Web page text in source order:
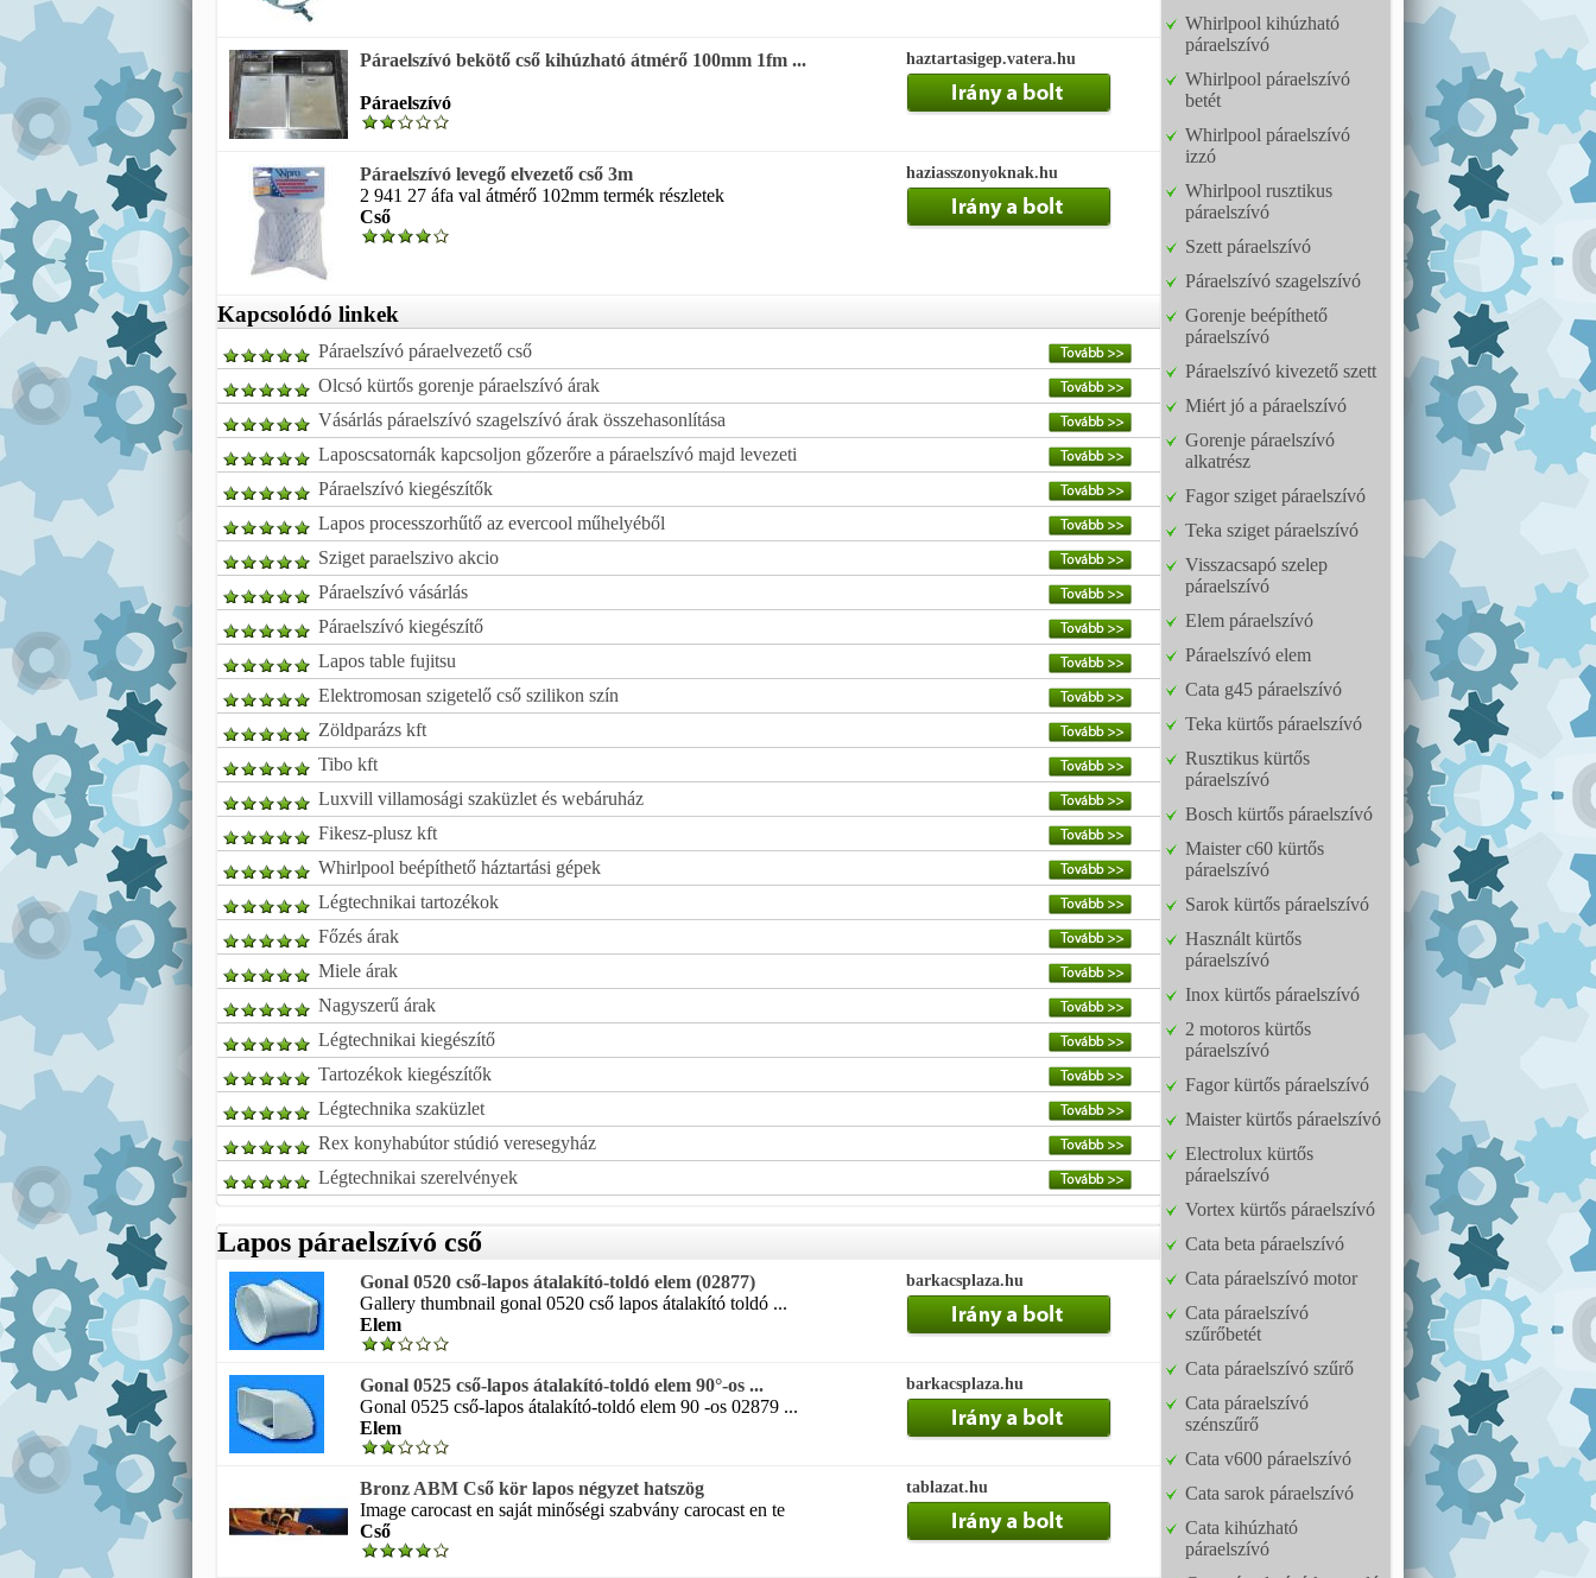
Páraelszívó bekötő cső kihúzható átmérő 100mm 1fm ...
Páraelszívó
haztartasigep.vatera.hu
Páraelszívó levegő elvezető cső 3m
2 941 27 áfa val átmérő 102mm termék részletek
Cső
haziasszonyoknak.hu
Kapcsolódó linkek
Páraelszívó páraelvezető cső
Olcsó kürtős gorenje páraelszívó árak
Vásárlás páraelszívó szagelszívó árak összehasonlítása
Laposcsatornák kapcsoljon gőzerőre a páraelszívó majd levezeti
Páraelszívó kiegészítők
Lapos processzorhűtő az evercool műhelyéből
Sziget paraelszivo akcio
Páraelszívó vásárlás
Páraelszívó kiegészítő
Lapos table fujitsu
Elektromosan szigetelő cső szilikon szín
Zöldparázs kft
Tibo kft
Luxvill villamosági szaküzlet és webáruház
Fikesz-plusz kft
Whirlpool beépíthető háztartási gépek
Légtechnikai tartozékok
Főzés árak
Miele árak
Nagyszerű árak
Légtechnikai kiegészítő
Tartozékok kiegészítők
Légtechnika szaküzlet
Rex konyhabútor stúdió veresegyház
Légtechnikai szerelvények
Lapos páraelszívó cső
Gonal 0520 cső-lapos átalakító-toldó elem (02877)
Gallery thumbnail gonal 0520 cső lapos átalakító toldó ...
Elem
barkacsplaza.hu
Gonal 0525 cső-lapos átalakító-toldó elem 90°-os ...
Gonal 0525 cső-lapos átalakító-toldó elem 90 -os 02879 ...
Elem
barkacsplaza.hu
Bronz ABM Cső kör lapos négyzet hatszög
Image carocast en saját minőségi szabvány carocast en te
Cső
tablazat.hu
Whirlpool kihúzható
páraelszívó
Whirlpool páraelszívó
betét
Whirlpool páraelszívó
izzó
Whirlpool rusztikus
páraelszívó
Szett páraelszívó
Páraelszívó szagelszívó
Gorenje beépíthető
páraelszívó
Páraelszívó kivezető szett
Miért jó a páraelszívó
Gorenje páraelszívó
alkatrész
Fagor sziget páraelszívó
Teka sziget páraelszívó
Visszacsapó szelep
páraelszívó
Elem páraelszívó
Páraelszívó elem
Cata g45 páraelszívó
Teka kürtős páraelszívó
Rusztikus kürtős
páraelszívó
Bosch kürtős páraelszívó
Maister c60 kürtős
páraelszívó
Sarok kürtős páraelszívó
Használt kürtős
páraelszívó
Inox kürtős páraelszívó
2 motoros kürtős
páraelszívó
Fagor kürtős páraelszívó
Maister kürtős páraelszívó
Electrolux kürtős
páraelszívó
Vortex kürtős páraelszívó
Cata beta páraelszívó
Cata páraelszívó motor
Cata páraelszívó
szűrőbetét
Cata páraelszívó szűrő
Cata páraelszívó
szénszűrő
Cata v600 páraelszívó
Cata sarok páraelszívó
Cata kihúzható
páraelszívó